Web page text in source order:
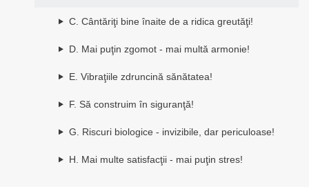
C. Cântăriţi bine înaite de a ridica greutăţi!
D. Mai puţin zgomot - mai multă armonie!
E. Vibraţiile zdruncină sănătatea!
F. Să construim în siguranţă!
G. Riscuri biologice - invizibile, dar periculoase!
H. Mai multe satisfacţii - mai puţin stres!